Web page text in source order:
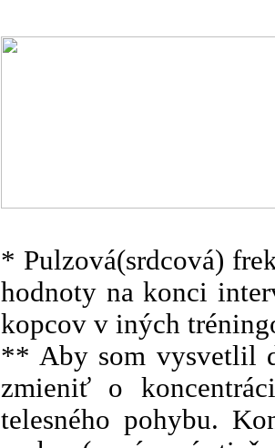
* Pulzová(srdcová)
hodnoty na konci
kopcov v iných
** Aby som vysvetlil
zmieniť o
telesného pohybu.